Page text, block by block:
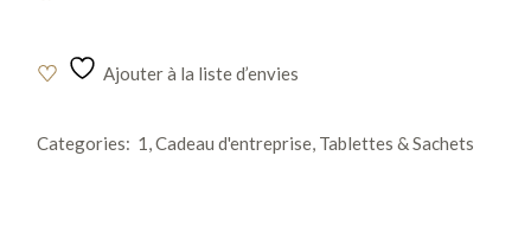
Ajouter à la liste d’envies
Categories: 1 ,Cadeau d'entreprise Tablettes & Sachets